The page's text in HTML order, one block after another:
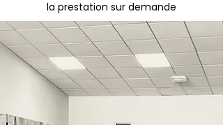
la prestation sur demande